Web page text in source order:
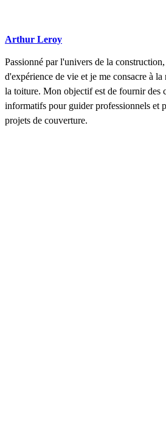
Arthur Leroy
Passionné par l'univers de la
d'expérience de vie et je me consacre à la
la toiture. Mon objectif est de fournir des
informatifs pour guider professionnels et
projets de couverture.